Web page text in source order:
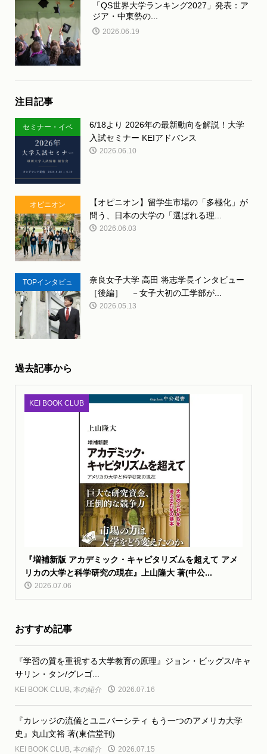
「QS世界大学ランキング2027」発表：ア
ジア・中東勢の...
2026.06.19
注目記事
セミナー・イベ
ント
6/18より 2026年の最新動向を解説！大学
入試セミナー KEIアドバンス
2026.06.10
オピニオン
【オピニオン】留学生市場の「多極化」が
問う、日本の大学の「選ばれる理...
2026.06.03
TOPインタビュ
ー
奈良女子大学 高田 将志学長インタビュー
［後編］ －女子大初の工学部が...
2026.05.13
過去記事から
KEI BOOK CLUB
『増補新版 アカデミック・キャピタリズムを超えて アメ
リカの大学と科学研究の現在』上山隆大 著(中公...
2026.07.06
おすすめ記事
『学習の質を重視する大学教育の原理』ジョン・ビッグス/キャ
サリン・タン/グレゴ...
KEI BOOK CLUB, 本の紹介 2026.07.16
『カレッジの流儀とユニバーシティ もう一つのアメリカ大学
史』丸山文裕 著(東信堂刊)
KEI BOOK CLUB, 本の紹介 2026.07.15